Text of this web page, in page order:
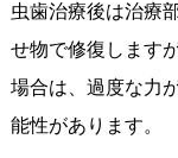
虫歯治療後は治療
せ物で修復します
場合は、過度な力
能性があります。